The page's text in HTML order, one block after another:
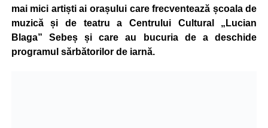
mai mici artiști ai orașului care frecventează școala de
muzică și de teatru a Centrului Cultural „Lucian
Blaga” Sebeș și care au bucuria de a deschide
programul sărbătorilor de iarnă.